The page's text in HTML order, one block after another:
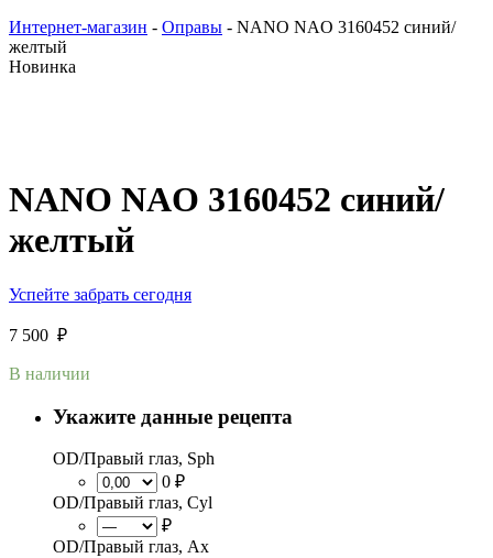
Интернет-магазин - Оправы - NANO NAO 3160452 синий/
желтый
Новинка
NANO NAO 3160452 синий/
желтый
Успейте забрать сегодня
7 500 ₽
В наличии
Укажите данные рецепта
OD/Правый глаз, Sph
0 ₽
OD/Правый глаз, Cyl
₽
OD/Правый глаз, Ax